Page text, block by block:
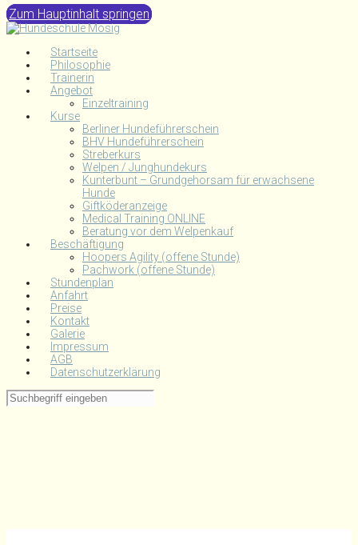
Zum Hauptinhalt springen
Startseite
Philosophie
Trainerin
Angebot
Einzeltraining
Kurse
Berliner Hundeführerschein
BHV Hundeführerschein
Streberkurs
Welpen / Junghundekurs
Kunterbunt – Grundgehorsam für erwachsene
Hunde
Giftköderanzeige
Medical Training ONLINE
Beratung vor dem Welpenkauf
Beschäftigung
Hoopers Agility (offene Stunde)
Pachwork (offene Stunde)
Stundenplan
Anfahrt
Preise
Kontakt
Galerie
Impressum
AGB
Datenschutzerklärung